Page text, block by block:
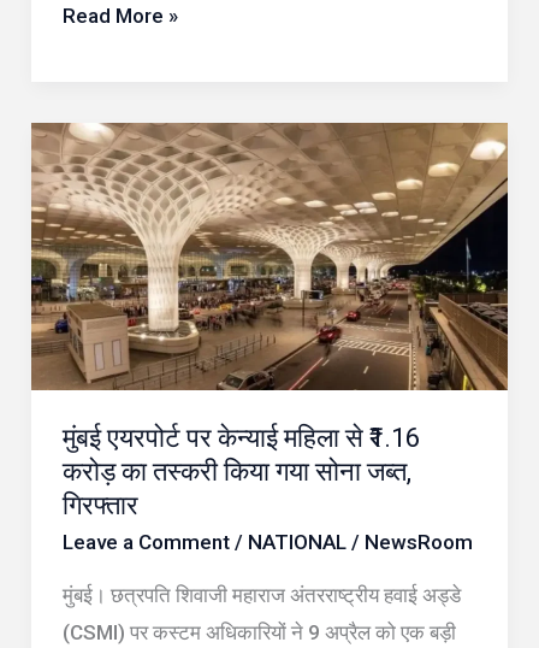
दिन
सवालों
के
घेरे
में
Read More »
मुंबई एयरपोर्ट पर केन्याई महिला से ₹1.16
करोड़ का तस्करी किया गया सोना जब्त,
गिरफ्तार
Leave a Comment / NATIONAL/ NewsRoom
मुंबई। छत्रपति शिवाजी महाराज अंतरराष्ट्रीय हवाई अड्डे
(CSMI) पर कस्टम अधिकारियों ने 9 अप्रैल को एक बड़ी
मुंबई
एयरपोर्ट
पर
केन्याई
महिला
से
₹1.16
का
तस्करी
किया
गया
सोना
जब्त,